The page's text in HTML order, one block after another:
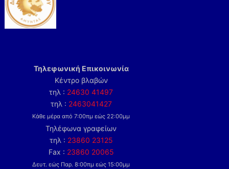
Τηλεφωνική Επικοινωνία
Κέντρο βλαβών
τηλ : 24630 41497
τηλ : 2463041427
Κάθε μέρα από 7:00πμ εώς 22:00μμ
Τηλέφωνα γραφείων
τηλ : 23860 23125
Fax : 23860 20065
Δευτ. εώς Παρ. 8:00πμ εώς 15:00μμ